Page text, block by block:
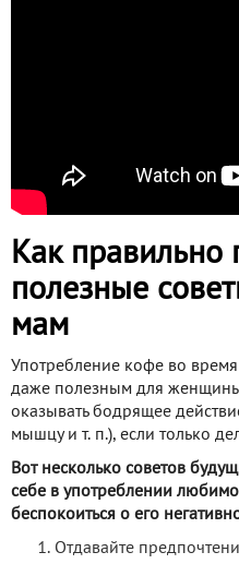
Как правильно
полезные
мам
Употребление кофе во
даже полезным для
оказывать бодрящее
мышцу и т. п.), если только
Вот несколько советов
себе в употреблении
беспокоиться о его
Отдавайте